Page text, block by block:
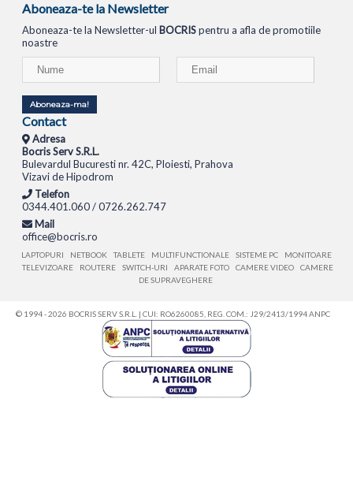
Aboneaza-te la Newsletter
Aboneaza-te la Newsletter-ul BOCRISpentru a afla de promotiile
noastre
Aboneaza-ma!
Contact
Adresa
Bocris Serv S.R.L.
Bulevardul Bucuresti nr. 42C, Ploiesti, Prahova
Vizavi de Hipodrom
Telefon
0344.401.060 / 0726.262.747
Mail
office@bocris.ro
LAPTOPURI NETBOOK TABLETE MULTIFUNCTIONALE SISTEME PC
MONITOARE
TELEVIZOARE
ROUTERE SWITCH-URI APARATE FOTO CAMERE VIDEO
CAMERE
DE SUPRAVEGHERE
© 1994 - 2026 BOCRIS SERV S.R.L. | CUI: RO6260085, REG. COM.: J29/2413/1994ANPC